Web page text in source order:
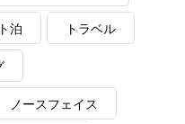
泊 トラベル
ノースフェイス